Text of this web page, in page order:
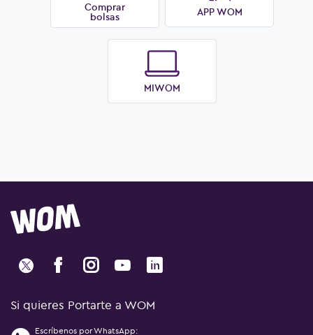
Comprar
bolsas APP WOM
MIWOM
Si quieres Portarte a WOM
Escríbenos por WhatsApp: